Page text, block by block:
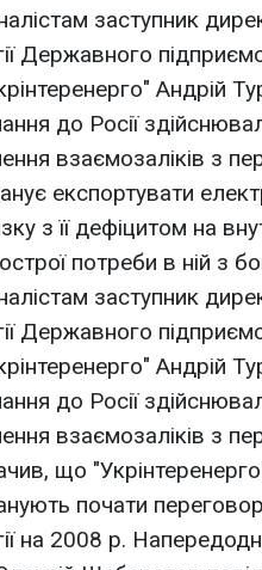
заступник
Державного
Андрій
до Росії
взаємозаліків з
експортувати
з її дефіцитом на
потреби в ній з
заступник
Державного
Андрій
до Росії
взаємозаліків з
що
почати
на 2008 р.